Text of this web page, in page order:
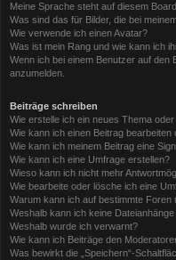
Meine Sprache steht auf diesem
Was sind das für Bilder, die bei
Wie verwende ich einen Avatar?
Was ist mein Rang und wie kann ich
Wenn ich bei einem Benutzer auf
anzumelden.
Beiträge schreiben
Wie erstelle ich ein neues Thema
Wie kann ich einen Beitrag bearbeiten
Wie kann ich meinem Beitrag eine
Wie kann ich eine Umfrage erstellen?
Wieso kann ich nicht mehr
Wie bearbeite oder lösche ich eine
Warum kann ich auf bestimmte Foren
Weshalb kann ich keine
Weshalb wurde ich verwarnt?
Wie kann ich Beiträge den
Was bewirkt die „Speichern“-